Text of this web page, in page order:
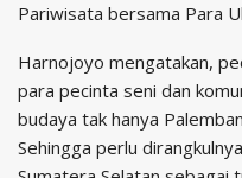
Pariwisata bersama Para
Harnojoyo mengatakan,
para pecinta seni dan
budaya tak hanya
Sehingga perlu